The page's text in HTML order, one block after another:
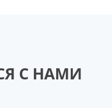
С НАМИ